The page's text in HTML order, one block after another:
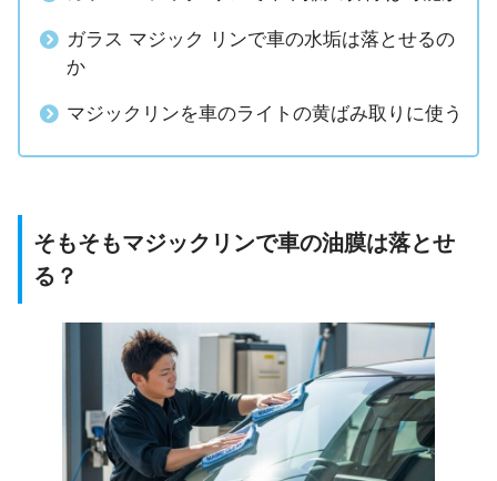
ガラス マジック リンで車の水垢は落とせるの
か
マジックリンを車のライトの黄ばみ取りに使う
そもそもマジックリンで車の油膜は落とせ
る？